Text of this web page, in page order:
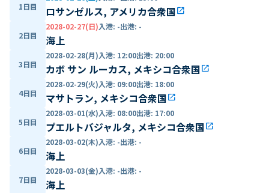
1日目 ロサンゼルス, アメリカ合衆国open_in_new
2日目
2028-02-27(日)入港: -出港: -
海上
3日目
2028-02-28(月)入港: 12:00出港: 20:00
カボ サン ルーカス, メキシコ合衆国open_in_new
4日目
2028-02-29(火)入港: 09:00出港: 18:00
マサトラン, メキシコ合衆国open_in_new
5日目
2028-03-01(水)入港: 08:00出港: 17:00
プエルトバジャルタ, メキシコ合衆国open_in_new
6日目
2028-03-02(木)入港: -出港: -
海上
7日目
2028-03-03(金)入港: -出港: -
海上